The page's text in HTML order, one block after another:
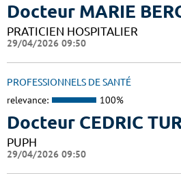
Docteur MARIE
PRATICIEN HOSPITALIER
29/04/2026 09:50
PROFESSIONNELS DE SANTÉ
relevance: 100%
Docteur CEDRIC
PUPH
29/04/2026 09:50